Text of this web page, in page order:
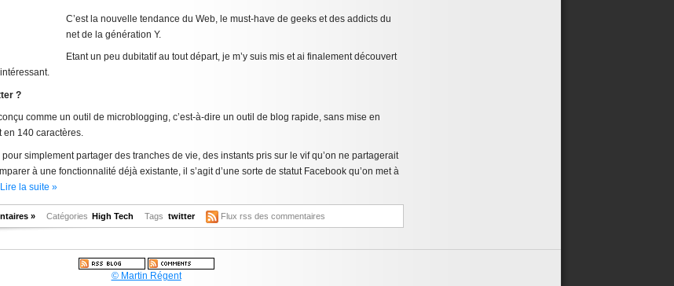
C’est la nouvelle tendance du Web, le must-have de geeks et des addicts du
net de la génération Y.
Etant un peu dubitatif au tout départ, je m’y suis mis et ai finalement découvert
?
comme un outil de microblogging, c’est-à-dire un outil de blog rapide, sans mise en
en 140 caractères.
simplement partager des tranches de vie, des instants pris sur le vif qu’on ne partagerait
à une fonctionnalité déjà existante, il s’agit d’une sorte de statut Facebook qu’on met à
Lire la suite »
» Catégories High Tech Tags twitter Flux rss des commentaires
© Martin Régent